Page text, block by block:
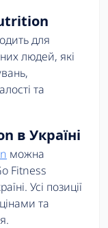
для
людей, які
та
в Україні
можна
Fitness
Усі позиції
та